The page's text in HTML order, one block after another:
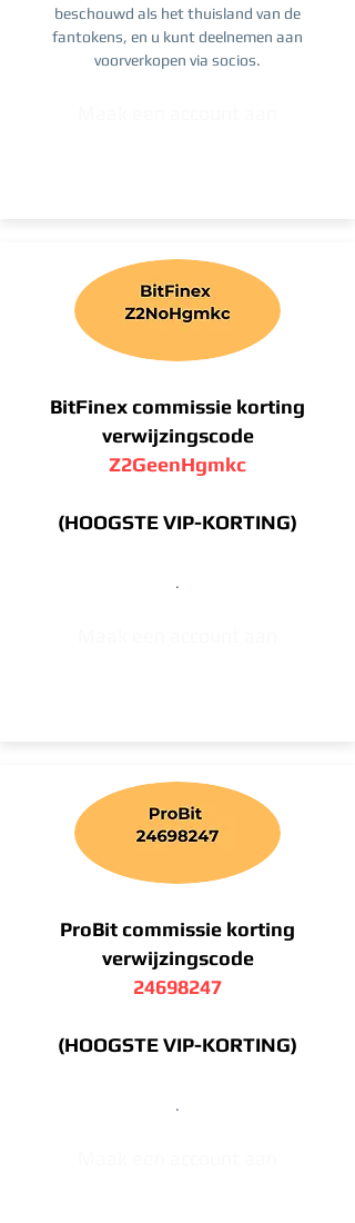
beschouwd als het thuisland van de
fantokens, en u kunt deelnemen aan
voorverkopen via socios.
BitFinex commissie korting
verwijzingscode
Z2GeenHgmkc
(HOOGSTE VIP-KORTING)
.
ProBit commissie korting
verwijzingscode
24698247
(HOOGSTE VIP-KORTING)
.